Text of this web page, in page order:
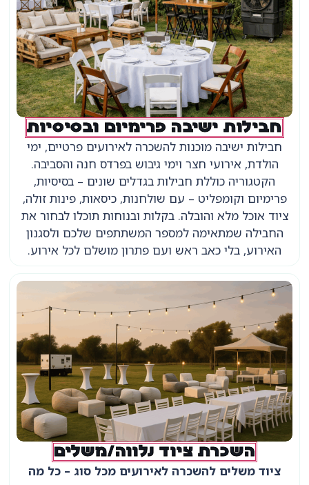
חבילות ישיבה פרימיום ובסיסיות
חבילות ישיבה מוכנות להשכרה לאירועים פרטיים, ימי
הולדת, אירועי חצר וימי גיבוש בפרדס חנה והסביבה.
הקטגוריה כוללת חבילות בגדלים שונים – בסיסיות,
פרימיום וקומפליט – עם שולחנות, כיסאות, פינות זולה,
ציוד אוכל מלא והובלה. בקלות ובנוחות תוכלו לבחור את
החבילה שמתאימה למספר המשתתפים שלכם ולסגנון
האירוע, בלי כאב ראש ועם פתרון מושלם לכל אירוע.
השכרת ציוד נלווה/משלים
ציוד משלים להשכרה לאירועים מכל סוג – כל מה